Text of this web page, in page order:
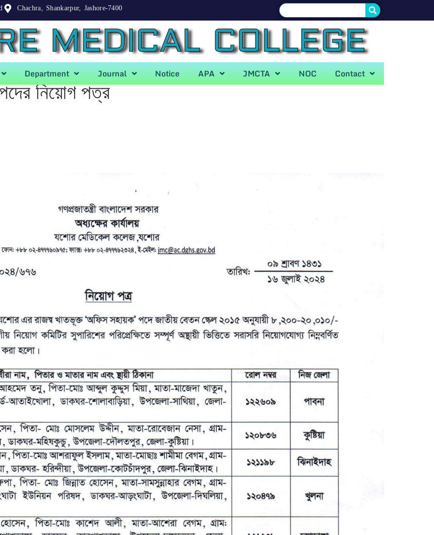
Chachra, Shankarpur, Jashore-7400
MEDICAL COLLEGE
Department Journal Notice APA JMCTA NOC Contact
নিয়োগ পত্র